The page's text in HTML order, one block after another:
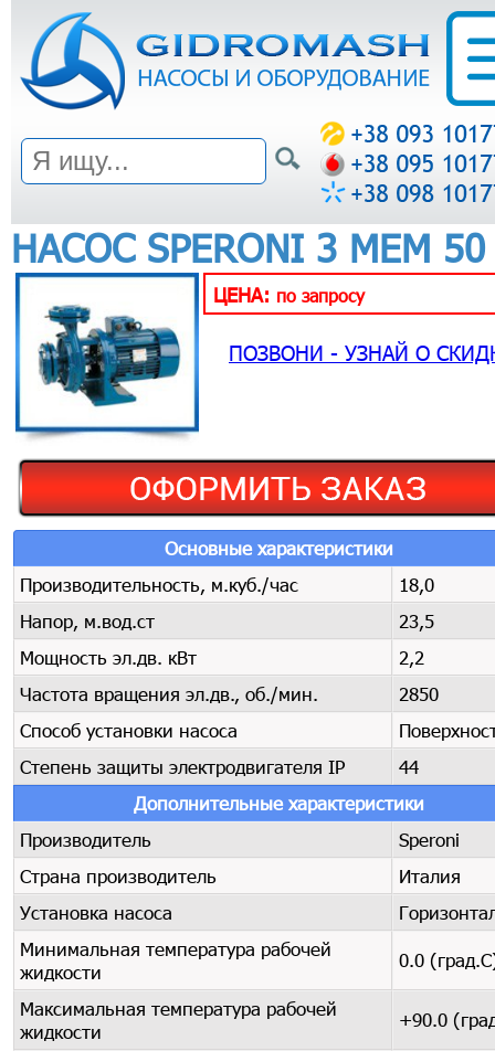
НАСОС SPERONI 3 MEM 50
ЦЕНА: по запросу
ПОЗВОНИ - УЗНАЙ О
Основные характеристики
Производительность, м.куб./час
18,0
Напор, м.вод.ст
23,5
Мощность эл.дв. кВт
2,2
Частота вращения эл.дв., об./мин.
2850
Способ установки насоса
Степень защиты электродвигателя IP
44
Дополнительные характеристики
Производитель
Speroni
Страна производитель
Италия
Установка насоса
Минимальная температура рабочей
жидкости
0.0
Максимальная температура рабочей
жидкости
+90.0